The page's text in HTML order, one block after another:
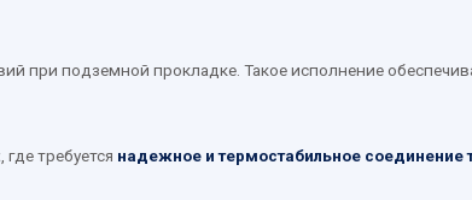
при подземной прокладке. Такое исполнение
требуется надежное и термостабильное соединение